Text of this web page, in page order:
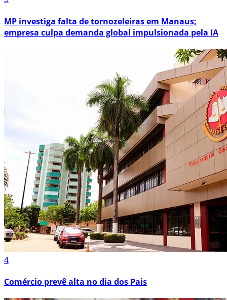
MP investiga falta de tornozeleiras em Manaus;
empresa culpa demanda global impulsionada pela IA
4
Comércio prevê alta no dia dos Pais